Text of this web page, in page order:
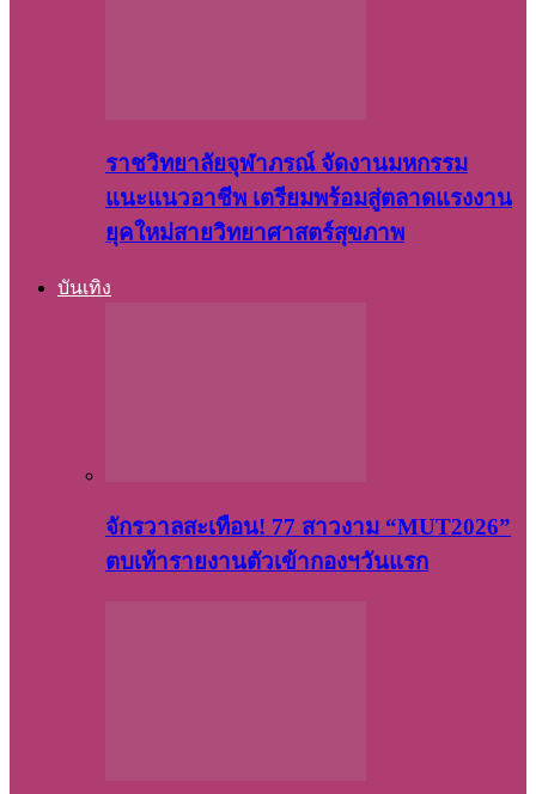
ราชวิทยาลัยจุฬาภรณ์ จัดงานมหกรรม
แนะแนวอาชีพ เตรียมพร้อมสู่ตลาดแรงงาน
ยุคใหม่สายวิทยาศาสตร์สุขภาพ
บันเทิง
จักรวาลสะเทือน! 77 สาวงาม “MUT2026”
ตบเท้ารายงานตัวเข้ากองฯวันแรก